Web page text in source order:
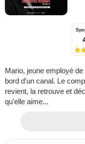
Mario, jeune employé
bord d'un canal. Le
revient, la retrouve et
qu'elle aime...